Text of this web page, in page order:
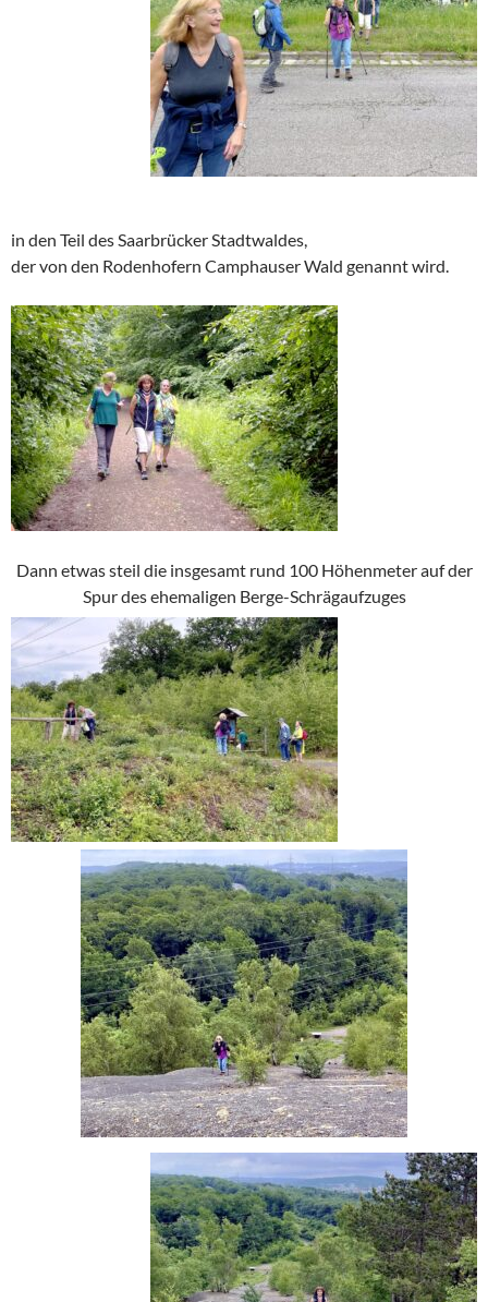
in den Teil des Saarbrücker Stadtwaldes,
der von den Rodenhofern Camphauser Wald genannt wird.
Dann etwas steil die insgesamt rund 100 Höhenmeter auf der
Spur des ehemaligen Berge-Schrägaufzuges